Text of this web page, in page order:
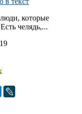
люди, которые
челядь,...